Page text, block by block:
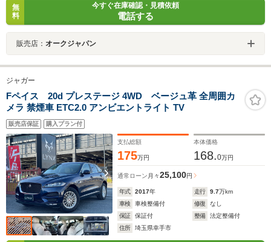
無
料
今すぐ在庫確認・見積依頼
電話する
販売店： オークジャパン
ジャガー
Fペイス 20d プレステージ 4WD ベージュ革 全周囲カ
メラ 禁煙車 ETC2.0 アンビエントライト TV
販売店保証 購入プラン付
支払総額
175万円
本体価格
168.0万円
通常ローン 月々25,100円
年式 2017年 走行 9.7万km
車検
車検整備付 修復
なし
保証
保証付 整備
法定整備付
住所
埼玉県幸手市